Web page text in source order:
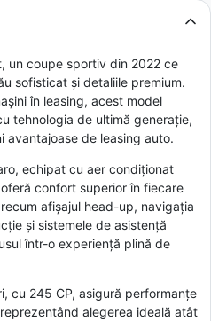
un coupe sportiv din 2022 ce
sofisticat și detaliile premium.
în leasing, acest model
tehnologia de ultimă generație,
avantajoase de leasing auto.
echipat cu aer condiționat
confort superior în fiecare
afișajul head-up, navigația
și sistemele de asistență
într-o experiență plină de
cu 245 CP, asigură performanțe
alegerea ideală atât